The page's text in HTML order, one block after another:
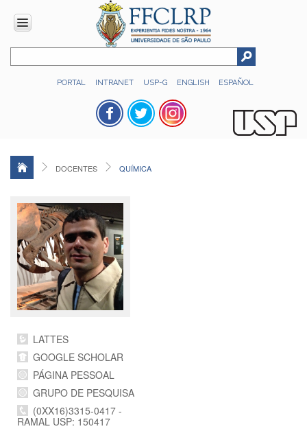
PORTAL INTRANET USP-G ENGLISH ESPAÑOL
INSTITUCIONAL
Histórico
Administração
Relatório
de
Gestão
FFCLRP
-
60
anos
GRADUAÇÃO
Apresentação
Atendimento
Online
Comissões
DOCENTES QUÍMICA
LATTES
GOOGLE SCHOLAR
PÁGINA PESSOAL
GRUPO DE PESQUISA
(0XX16)3315-0417 -
RAMAL USP: 150417